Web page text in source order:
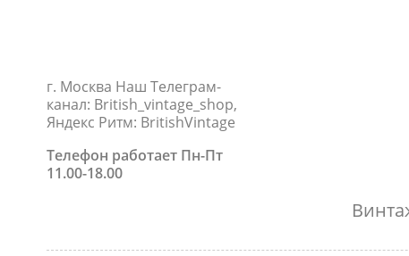
г. Москва Наш Телеграм-
канал: British_vintage_shop,
Яндекс Ритм: BritishVintage
Телефон работает Пн-Пт
11.00-18.00